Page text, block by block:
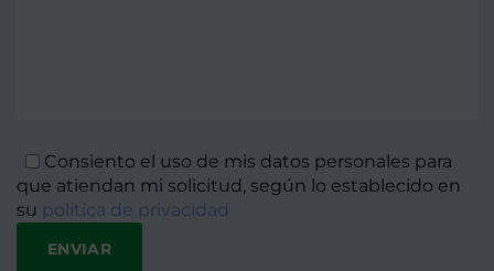
Consiento el uso de mis datos personales para
que atiendan mi solicitud, según lo establecido en
su política de privacidad